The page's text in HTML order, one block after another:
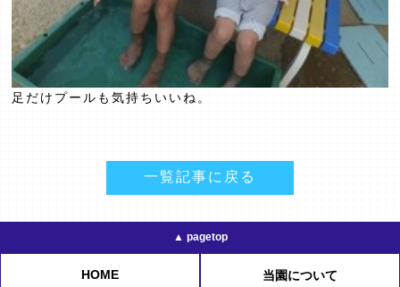
足だけプールも気持ちいいね。
一覧記事に戻る
▲ pagetop
HOME 当園について